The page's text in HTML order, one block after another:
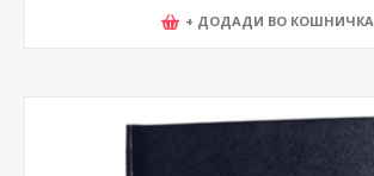
+ ДОДАДИ ВО КОШНИЧКА